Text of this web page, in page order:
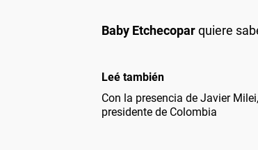
Baby Etchecoparquiere
Leé también
Con la presencia de Javier
presidente de Colombia